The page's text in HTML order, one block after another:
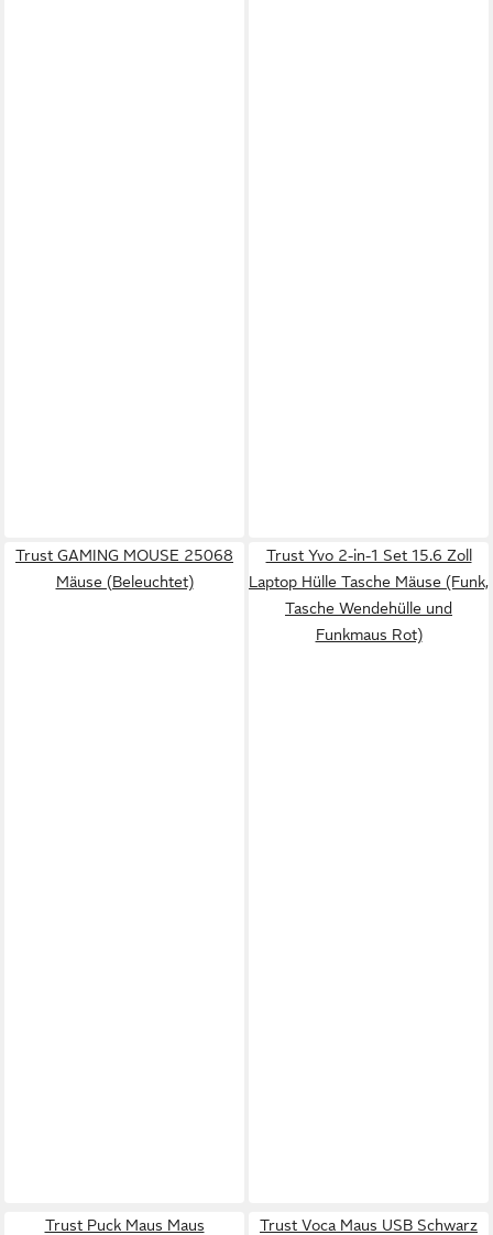
Trust GAMING MOUSE 25068
Mäuse (Beleuchtet)
Trust Yvo 2-in-1 Set 15.6 Zoll
Laptop Hülle Tasche Mäuse (Funk,
Tasche Wendehülle und
Funkmaus Rot)
Trust Puck Maus Maus Trust Voca Maus USB Schwarz